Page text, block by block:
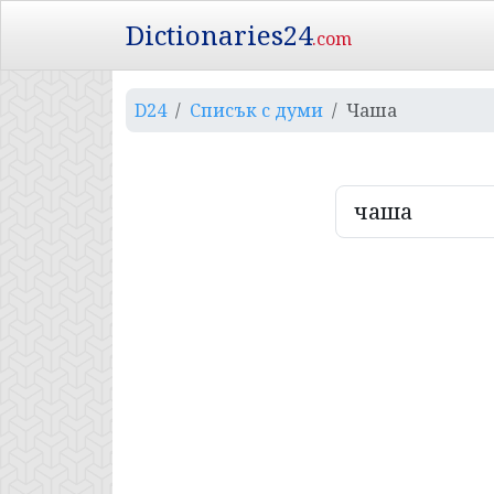
Dictionaries24.com
D24 Списък с думи Чаша